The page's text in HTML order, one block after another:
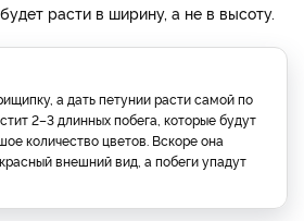
расти в ширину, а не в высоту.
а дать петунии расти самой по
2–3 длинных побега, которые будут
количество цветов. Вскоре она
внешний вид, а побеги упадут